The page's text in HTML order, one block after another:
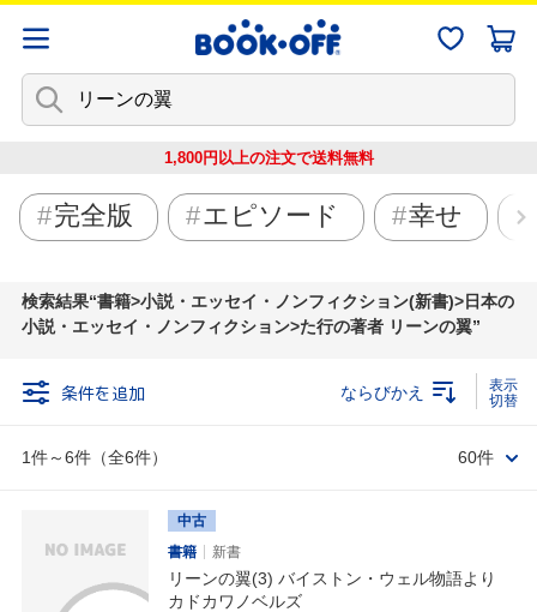
1,800円以上の注文で送料無料
完全版 エピソード 幸せ
検索結果 書籍>小説・エッセイ・ノンフィクション(新書)>日本の
小説・エッセイ・ノンフィクション>た行の著者 リーンの翼
条件を追加
1件～6件（全6件）
ならびかえ
60件
中古
書籍
新書
リーンの翼(3) バイストン・ウェル物語より
カドカワノベルズ